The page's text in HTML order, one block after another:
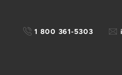
1 800 361-5303